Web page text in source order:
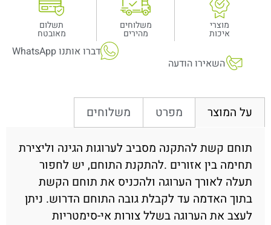
מוצרי
איכות
משלוחים
מהירים
תשלום
מאובטח
השאירו הודעה
דברו אותנו WhatsApp
על המוצר מפרט משלוחים
תוחם קשת להתקנה מסביב לערוגות הגינה וליצירת
תחימה בין אזורים .להתקנת התוחם, יש לחפור
תעלה לאורך הערוגה ולהכניס את תוחם הקשת
בתוך האדמה עד לקבלת גובה התוחם הדרוש. ניתן
לעצב את הערוגה בשלל צורות אי-סימטריות